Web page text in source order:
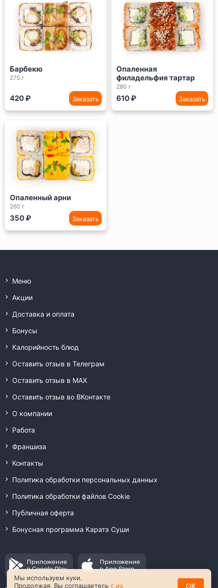
Барбекю
275 г
420 ₽ Заказать
Опаленная
филадельфия тартар
280 г
610 ₽ Заказать
Опаленный арни
260 г
350 ₽ Заказать
Меню
Акции
Доставка и оплата
Бонусы
Калорийность блюд
Оставить отзыв в Телеграм
Оставить отзыв в MAX
Оставить отзыв во ВКонтакте
О компании
Работа
Франшиза
Контакты
Политика обработки персональных данных
Политика обработки файлов Cookie
Публичная оферта
Бонусная программа Каратэ Суши
Мы используем куки.
Продолжая, Вы соглашаетесь с их OK